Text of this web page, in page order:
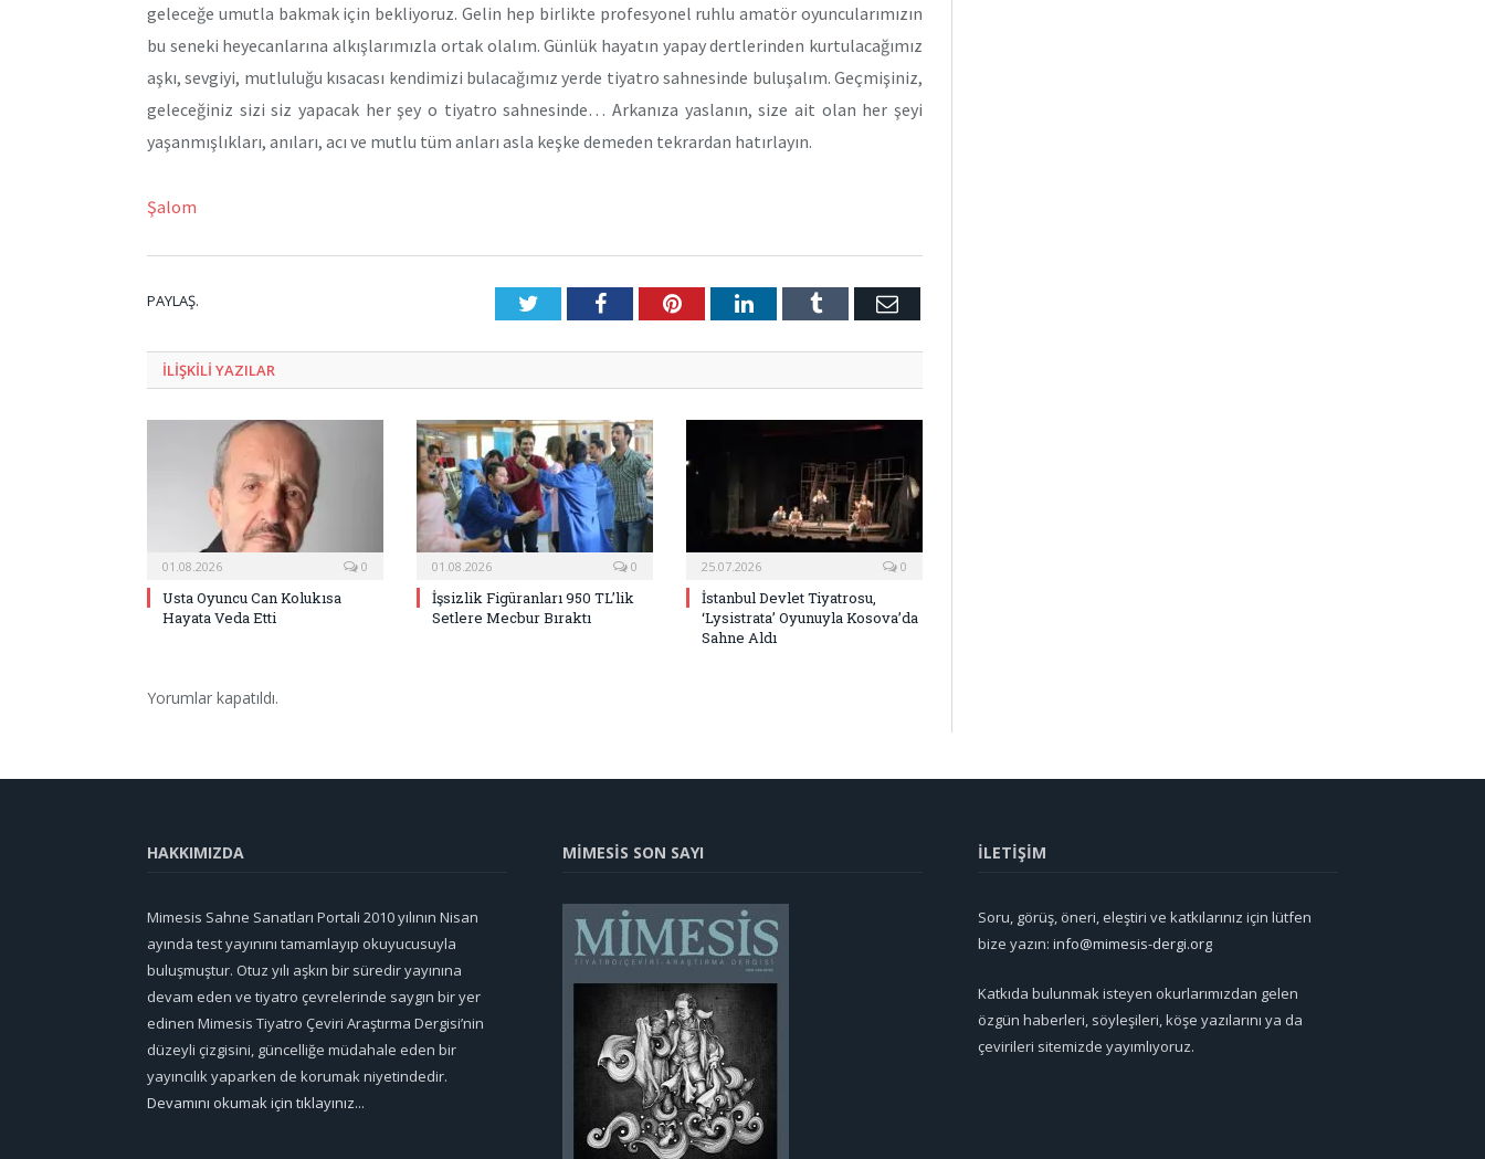
geleceğe umutla bakmak için bekliyoruz. Gelin hep birlikte profesyonel ruhlu amatör oyuncularımızın
bu seneki heyecanlarına alkışlarımızla ortak olalım. Günlük hayatın yapay dertlerinden kurtulacağımız
aşkı, sevgiyi, mutluluğu kısacası kendimizi bulacağımız yerde tiyatro sahnesinde buluşalım. Geçmişiniz,
geleceğiniz sizi siz yapacak her şey o tiyatro sahnesinde… Arkanıza yaslanın, size ait olan her şeyi
yaşanmışlıkları, anıları, acı ve mutlu tüm anları asla keşke demeden tekrardan hatırlayın.
Şalom
PAYLAŞ. TwitterFacebookPinterestLinkedInTumblr E-
ILIŞKILI YAZILAR
01.08.2026 0
Usta Oyuncu Can Kolukısa
Hayata Veda Etti
01.08.2026 0
İşsizlik Figüranları 950 TL’lik
Setlere Mecbur Bıraktı
25.07.2026 0
İstanbul Devlet Tiyatrosu,
‘Lysistrata’ Oyunuyla Kosova’da
Sahne Aldı
Yorumlar kapatıldı.
HAKKIMIZDA
Mimesis Sahne Sanatları Portali 2010 yılının Nisan
ayında test yayınını tamamlayıp okuyucusuyla
buluşmuştur. Otuz yılı aşkın bir süredir yayınına
devam eden ve tiyatro çevrelerinde saygın bir yer
edinen Mimesis Tiyatro Çeviri Araştırma Dergisi’nin
düzeyli çizgisini, güncelliğe müdahale eden bir
yayıncılık yaparken de korumak niyetindedir.
Devamını okumak için tıklayınız...
MİMESİS SON SAYI İLETİŞİM
Soru, görüş, öneri, eleştiri ve katkılarınız için lütfen
bize yazın: info@mimesis-dergi.org
Katkıda bulunmak isteyen okurlarımızdan gelen
özgün haberleri, söyleşileri, köşe yazılarını ya da
çevirileri sitemizde yayımlıyoruz.